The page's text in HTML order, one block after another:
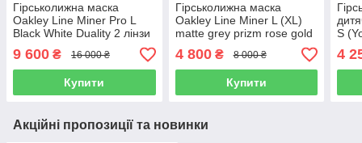
Гірськолижна маска
Oakley Line Miner Pro L
Black White Duality 2 лінзи
Prizm Sapphire + Prizm
Torch
9 600 ₴ 16 000 ₴
Купити
Гірськолижна маска
Oakley Line Miner L (XL)
matte grey prizm rose gold
4 800₴ 8 000 ₴
Купити
S
4
Акційні пропозиції та новинки